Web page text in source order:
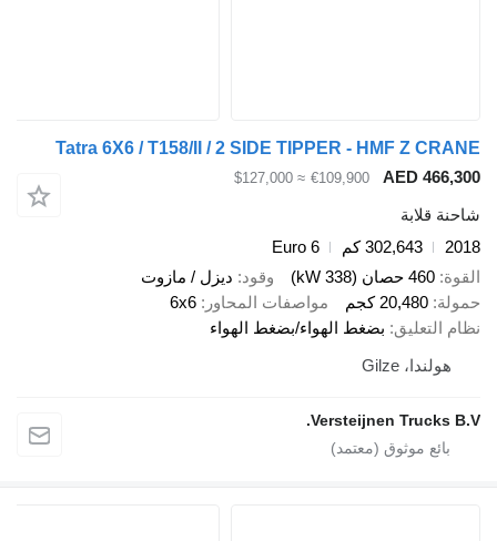
Tatra 6X6 / T158/II / 2 SIDE TIPPER - HMF Z
AED
€109,900
≈ $127,000
قلابة
302,643 كم
Euro 6
460 حصان (338 kW) وقود
ديزل / مازوت
20,480 كجم مواصفات المحاور 6x6
التعليق بضغط الهواء/بضغط الهواء
هولندا، Gilze
Versteijnen Trucks